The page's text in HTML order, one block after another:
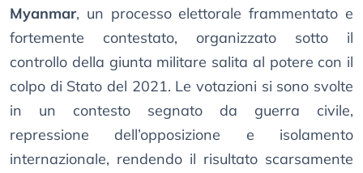
Myanmar, un processo elettorale frammentato e
fortemente contestato, organizzato sotto il
controllo della giunta militare salita al potere con il
colpo di Stato del 2021. Le votazioni si sono svolte
in un contesto segnato da guerra civile,
repressione dell’opposizione e isolamento
internazionale, rendendo il risultato scarsamente